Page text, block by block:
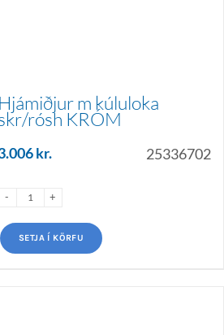
Hjámiðjur m kúluloka
rósh KRÓM
kr. 25336702
SETJA Í KÖRFU